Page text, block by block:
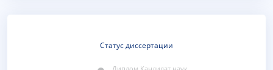
Статус диссертации